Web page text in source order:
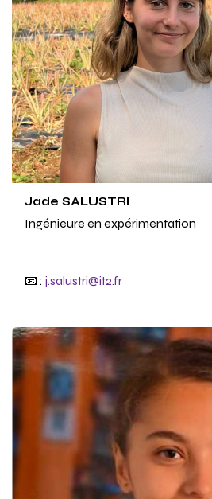
Jade SALUSTRI
Ingénieure en expérimentation
📧 : j.salustri@it2.fr